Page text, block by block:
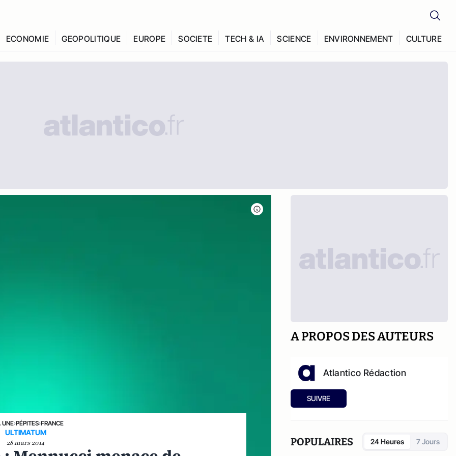
ECONOMIE GEOPOLITIQUE EUROPE SOCIETE TECH & IA SCIENCE ENVIRONNEMENT CULTURE
UNE›PÉPITES›FRANCE
ULTIMATUM
28 mars 2014
A PROPOS DES AUTEURS
Atlantico Rédaction
SUIVRE
POPULAIRES 24 Heures 7 Jours